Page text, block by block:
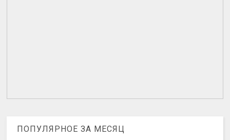
ПОПУЛЯРНОЕ ЗА МЕСЯЦ